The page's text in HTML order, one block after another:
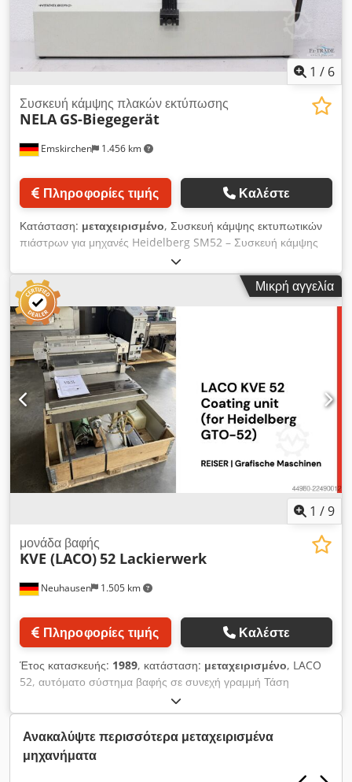
1 / 6
Emskirchen 1.456 km
Συσκευή κάμψης πλακών εκτύπωσης
NELA GS-Biegegerät
Πληροφορίες τιμής Καλέστε
Κατάσταση: μεταχειρισμένο, Συσκευή κάμψης εκτυπωτικών
πιάστρων για μηχανές Heidelberg SM52 – Συσκευή κάμψης
πιάστρων, μέγεθος Heidelberg SM52 Συσκευή κάμψης
εκτυπωτικών πιάστρων – Συσκευή κάμψης πιάστρων NELA GS
Έτος κατασκευής / Year: 1997 – Αριθμός σειράς / Serial No.:
1144/41 Συσκευή κάμψης εκτυπωτικών πιάστρων για μηχανές
Heidelberg SM52 – Συσκευή κάμψης πιάστρων, μέγεθος
Heidelberg SM52 Δυνατότητα διαδικτυακού ελέγχου μέσω
βίντεο με χρήση WhatsApp, MS Zoom ή Telegram. Dodpfezr
N Tusx Aaiokr Διαθέσιμο άμεσα στην αποθήκη μας στην
Emskirchen/Nürnberg – Μπορεί να ελεγχθεί.
Μικρή αγγελία
1 /9
Neuhausen 1.505 km
μονάδα βαφής
KVE (LACO)52 Lackierwerk
Πληροφορίες τιμής Καλέστε
Έτος κατασκευής: 1989, κατάσταση: μεταχειρισμένο, LACO
52, αυτόματο σύστημα βαφής σε συνεχή γραμμή Τάση
τροφοδοσίας: 220V Βάρος: 84 kg Dkedpozrm R Rjfx Aaijr
Χωρητικότητα βαφής: 3,5 λίτρα
Ανακαλύψτε περισσότερα μεταχειρισμένα
μηχανήματα